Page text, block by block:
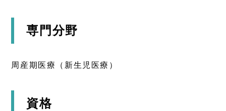
専門分野
周産期医療（新生児医療）
資格